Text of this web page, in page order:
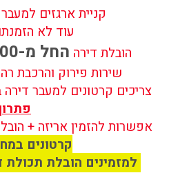
קניית ארגזים
עוד לא
הובלת דירה החל מ-300 ש"ח
שירות פירוק והרכבת
צריכים קרטונים למעבר
אפשרות להזמין אריזה +
קרטונים
למזמינים הובלת תכולת דירה 5